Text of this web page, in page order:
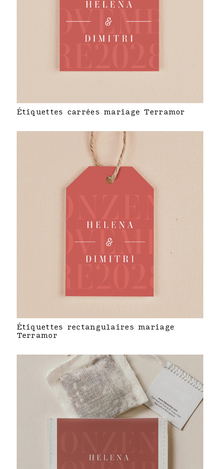
Étiquettes carrées mariage Terramor
Étiquettes rectangulaires mariage
Terramor